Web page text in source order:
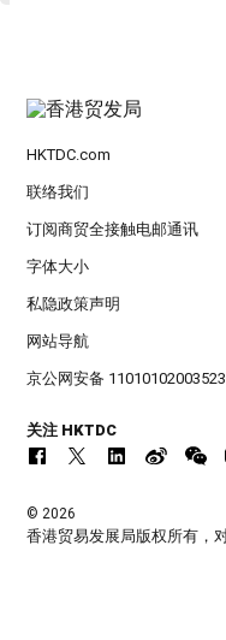
HKTDC.com
联络我们
订阅商贸全接触电邮通讯
字体大小
私隐政策声明
网站导航
京公网安备
关注 HKTDC
© 2026
香港贸易发展局版权所有，